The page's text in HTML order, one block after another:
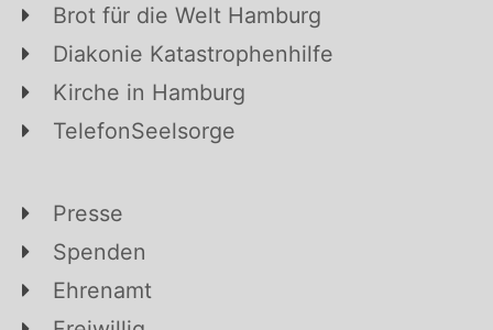
Brot für die Welt Hamburg
Diakonie Katastrophenhilfe
Kirche in Hamburg
TelefonSeelsorge
Presse
Spenden
Ehrenamt